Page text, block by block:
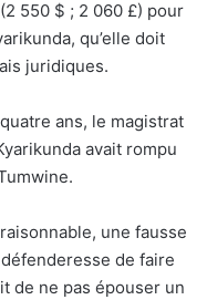
550 $ ; 2 060 £) pour
qu’elle doit
juridiques.
ans, le magistrat
avait rompu
une fausse
de faire
de ne pas épouser un